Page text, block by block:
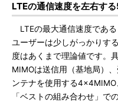
LTEの通信速度を左右す
LTEの最大通信速度であ
ユーザーは少しがっかりす
度はあくまで理論値です。
MIMOは送信用（基地局）
ンテナを使用する
「ベストの組み合わせ」で